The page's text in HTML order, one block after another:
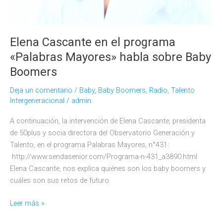
Elena Cascante en el programa
«Palabras Mayores» habla sobre Baby
Boomers
Deja un comentario / Baby, Baby Boomers, Radio, Talento
Intergeneracional / admin
A continuación, la intervención de Elena Cascante, presidenta
de 50plus y socia directora del Observatorio Generación y
Talento, en el programa Palabras Mayores, n°431:
http://www.sendasenior.com/Programa-n-431_a3890.html
Elena Cascante, nos explica quiénes son los baby boomers y
cuáles son sus retos de futuro.
Elena
Leer más »